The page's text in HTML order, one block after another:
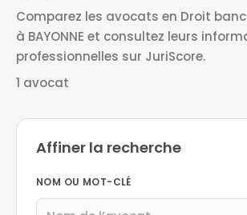
Comparez les avocats en Droit
à BAYONNE et consultez leurs
professionnelles sur JuriScore.
1 avocat
Affiner la recherche
NOM OU MOT-CLÉ